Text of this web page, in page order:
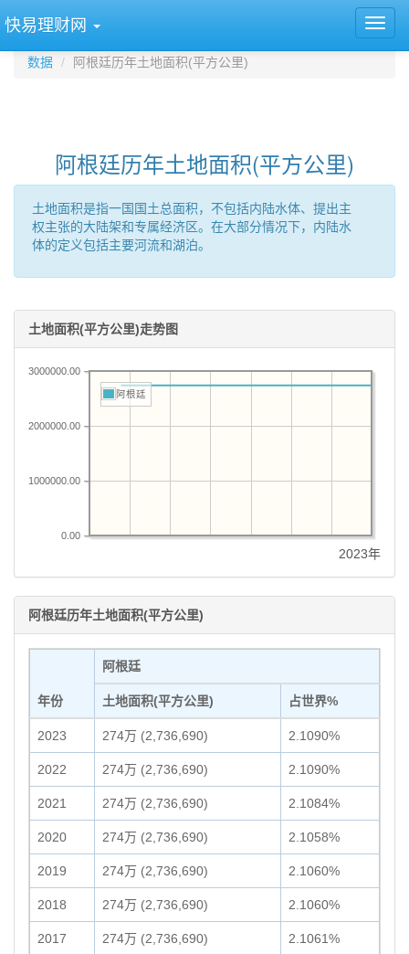
快易理财网
数据 阿根廷历年土地面积(平方公里)
阿根廷历年土地面积(平方公里)
土地面积是指一国国土总面积，不包括内陆水体、提出主
权主张的大陆架和专属经济区。在大部分情况下，内陆水
体的定义包括主要河流和湖泊。
土地面积(平方公里)走势图
0.00
1000000.00
2000000.00
3000000.00
阿根廷
2023年
阿根廷历年土地面积(平方公里)
年份
阿根廷
土地面积(平方公里) 占世界%
2023 274万 (2,736,690) 2.1090%
2022 274万 (2,736,690) 2.1090%
2021 274万 (2,736,690) 2.1084%
2020 274万 (2,736,690) 2.1058%
2019 274万 (2,736,690) 2.1060%
2018 274万 (2,736,690) 2.1060%
2017 274万 (2,736,690) 2.1061%